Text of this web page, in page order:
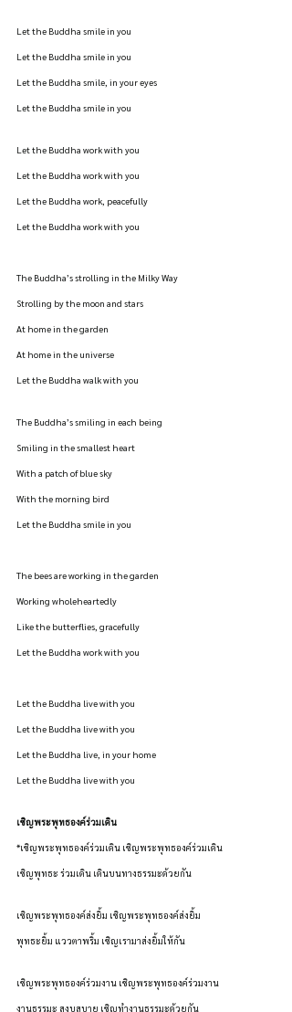
Let the Buddha smile in you
Let the Buddha smile in you
Let the Buddha smile, in your eyes
Let the Buddha smile in you
Let the Buddha work with you
Let the Buddha work with you
Let the Buddha work, peacefully
Let the Buddha work with you
The Buddha’s strolling in the Milky Way
Strolling by the moon and stars
At home in the garden
At home in the universe
Let the Buddha walk with you
The Buddha’s smiling in each being
Smiling in the smallest heart
With a patch of blue sky
With the morning bird
Let the Buddha smile in you
The bees are working in the garden
Working wholeheartedly
Like the butterflies, gracefully
Let the Buddha work with you
Let the Buddha live with you
Let the Buddha live with you
Let the Buddha live, in your home
Let the Buddha live with you
เชิญพระพุทธองค์ร่วมเดิน
*เชิญพระพุทธองค์ร่วมเดิน เชิญพระพุทธองค์ร่วมเดิน
เชิญพุทธะ ร่วมเดิน เดินบนทางธรรมะด้วยกัน
เชิญพระพุทธองค์ส่งยิ้ม เชิญพระพุทธองค์ส่งยิ้ม
พุทธะยิ้ม แววตาพริ้ม เชิญเรามาส่งยิ้มให้กัน
เชิญพระพุทธองค์ร่วมงาน เชิญพระพุทธองค์ร่วมงาน
งานธรรมะ สงบสบาย เชิญทำงานธรรมะด้วยกัน